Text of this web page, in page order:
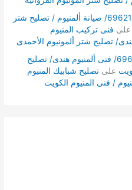
تصليح درايش المنيوم الفروانية/69621887/ صيانة ألمنيوم / تصليح شتر
على فنى تركيب المنيوم
فنى تركيب المنيوم الأحمدى/69621887/ فنى ألمنيوم هندى/ تصليح
علىتصليح شبابيك المنيوم